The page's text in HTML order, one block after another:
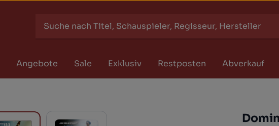
Angebote Sale Exklusiv Restposten Abverkauf